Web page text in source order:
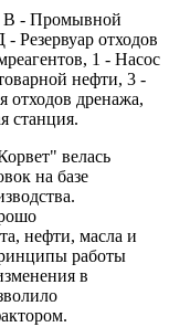
В - Промывной
Резервуар отходов
1 - Насос
нефти, 3 -
отходов дренажа,
станция.
велась
на базе
нефти, масла и
работы
в